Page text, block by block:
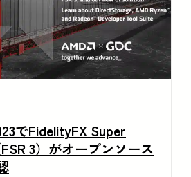
でFidelityFX Super
3）がオープンソース